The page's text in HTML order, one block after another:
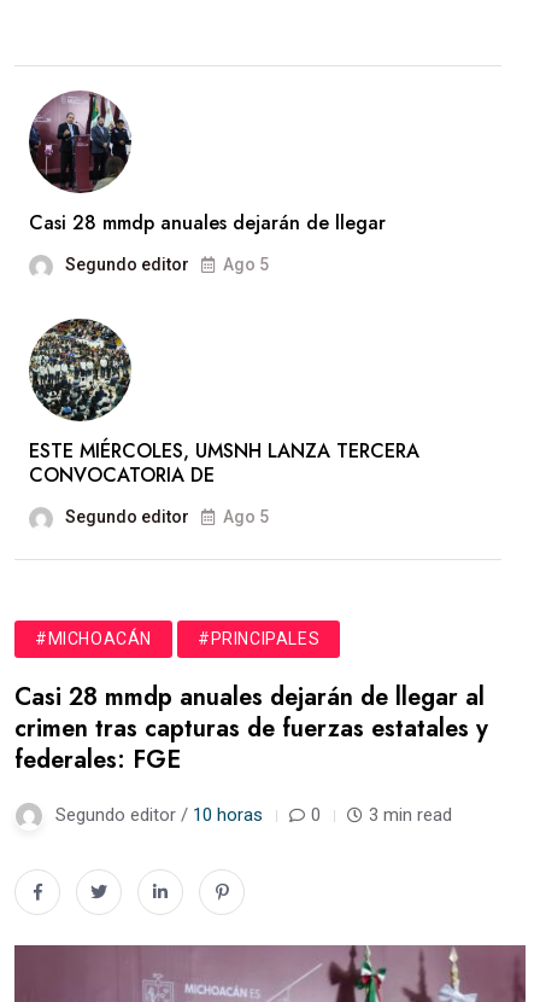
Casi 28 mmdp anuales dejarán de llegar
Segundo editor Ago 5
ESTE MIÉRCOLES, UMSNH LANZA TERCERA
CONVOCATORIA DE
Segundo editor Ago 5
#MICHOACÁN #PRINCIPALES
Casi 28 mmdp anuales dejarán de llegar al
crimen tras capturas de fuerzas estatales y
federales: FGE
Segundo editor / 10 horas 0 3 min read